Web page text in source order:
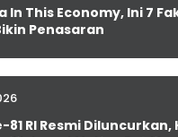
In This Economy, Ini 7
Penasaran
81 RI Resmi